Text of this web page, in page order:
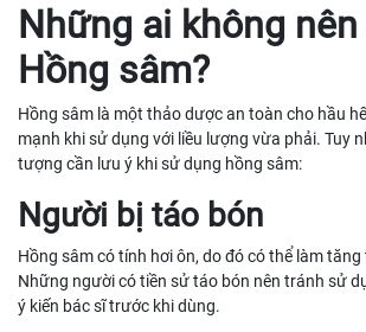
Những ai không
Hồng sâm?
Hồng sâm là một thảo dược an toàn cho hầu
mạnh khi sử dụng với liều lượng vừa phải. Tuy
tượng cần lưu ý khi sử dụng hồng sâm:
Người bị táo bón
Hồng sâm có tính hơi ôn, do đó có thể làm
Những người có tiền sử táo bón nên tránh sử
ý kiến bác sĩ trước khi dùng.